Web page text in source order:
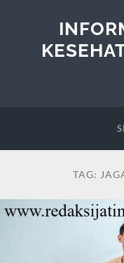
TAG: